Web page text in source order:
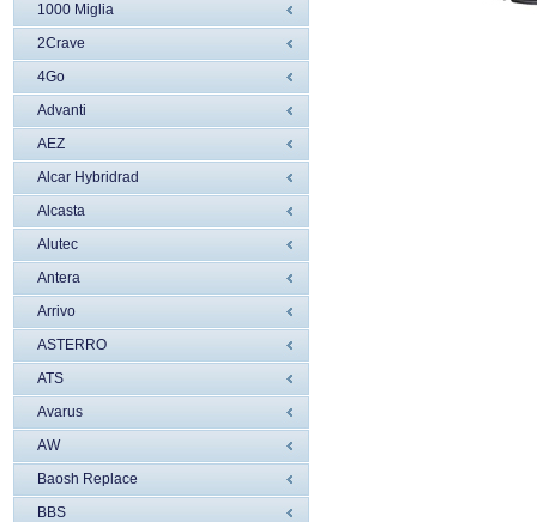
1000 Miglia
2Crave
4Go
Advanti
AEZ
Alcar Hybridrad
Alcasta
Alutec
Antera
Arrivo
ASTERRO
ATS
Avarus
AW
Baosh Replace
BBS